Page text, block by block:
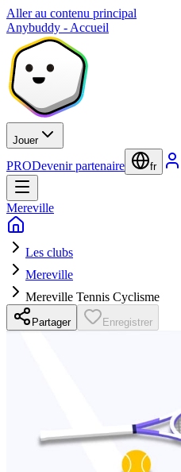
Aller au contenu principal
Anybuddy - Accueil
Jouer
PRODevenir partenaire fr
Mereville
Les clubs
Mereville
Mereville Tennis Cyclisme
Partager Enregistrer